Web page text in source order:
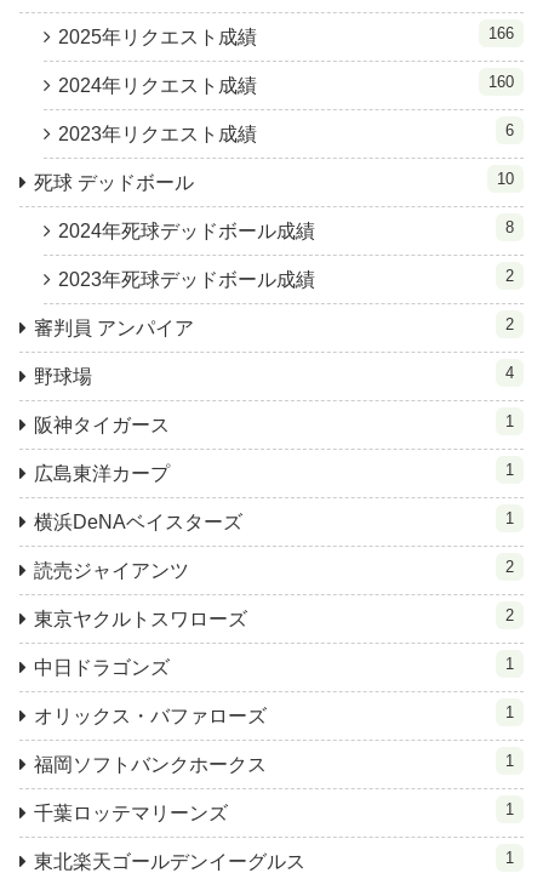
2025年リクエスト成績 166
2024年リクエスト成績 160
2023年リクエスト成績 6
死球 デッドボール 10
2024年死球デッドボール成績 8
2023年死球デッドボール成績 2
審判員 アンパイア 2
野球場 4
阪神タイガース 1
広島東洋カープ 1
横浜DeNAベイスターズ 1
読売ジャイアンツ 2
東京ヤクルトスワローズ 2
中日ドラゴンズ 1
オリックス・バファローズ 1
福岡ソフトバンクホークス 1
千葉ロッテマリーンズ 1
東北楽天ゴールデンイーグルス 1